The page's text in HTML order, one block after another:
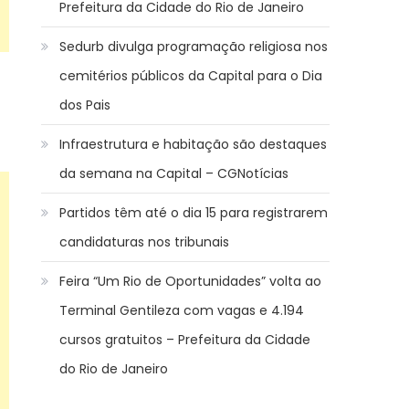
Prefeitura da Cidade do Rio de Janeiro
Sedurb divulga programação religiosa nos
cemitérios públicos da Capital para o Dia
dos Pais
Infraestrutura e habitação são destaques
da semana na Capital – CGNotícias
Partidos têm até o dia 15 para registrarem
candidaturas nos tribunais
Feira “Um Rio de Oportunidades” volta ao
Terminal Gentileza com vagas e 4.194
cursos gratuitos – Prefeitura da Cidade
do Rio de Janeiro